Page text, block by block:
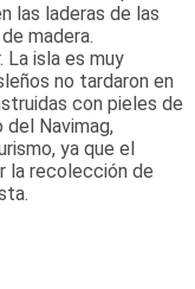
las laderas de las
madera.
La isla es muy
no tardaron en
con pieles de
del Navimag,
ya que el
la recolección de